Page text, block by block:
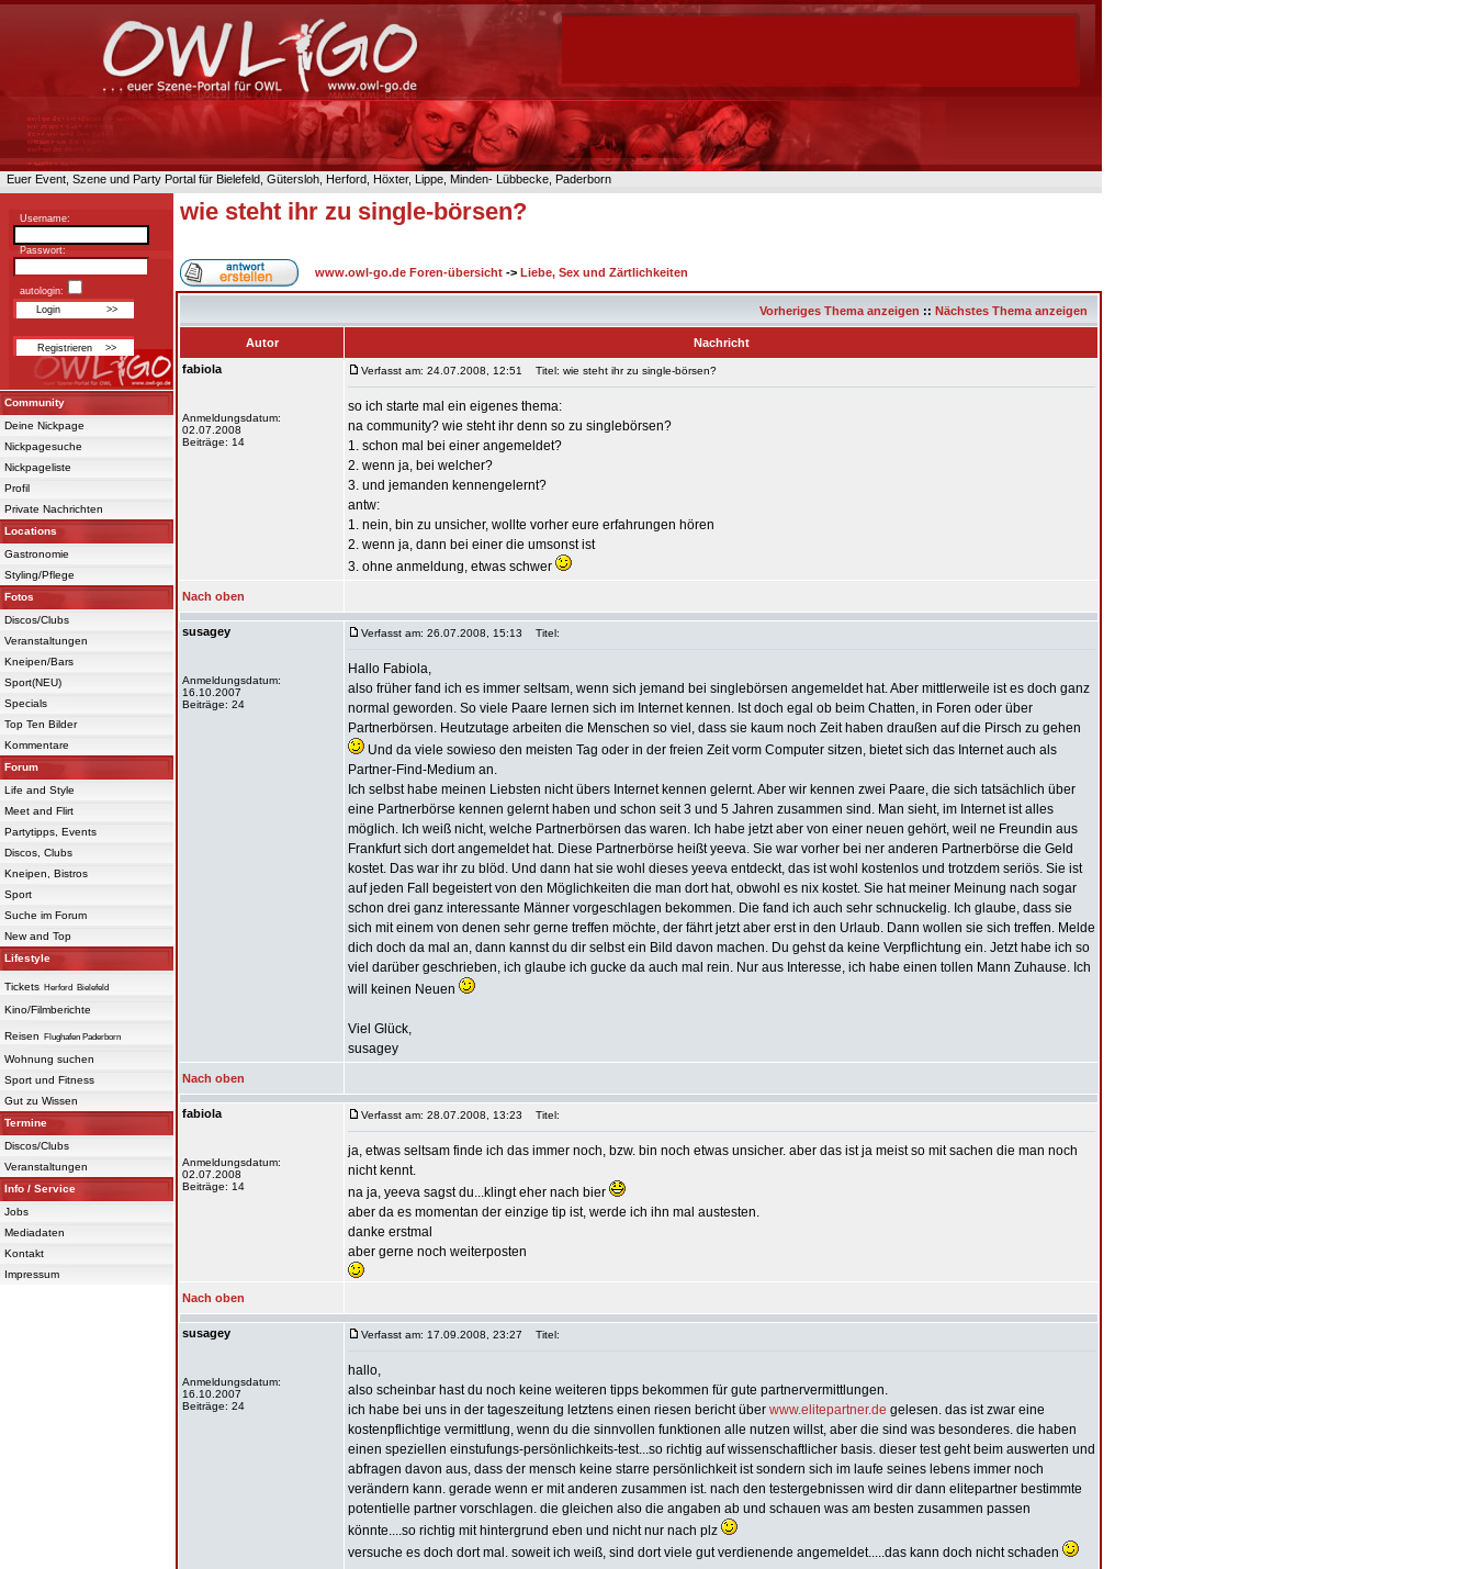
Euer Event, Szene und Party Portal für Bielefeld, Gütersloh, Herford, Höxter, Lippe, Minden- Lübbecke, Paderborn
Username:
Passwort:
autologin:
Community
Deine Nickpage
Nickpagesuche
Nickpageliste
Profil
Private Nachrichten
Locations
Gastronomie
Styling/Pflege
Fotos
Discos/Clubs
Veranstaltungen
Kneipen/Bars
Sport(NEU)
Specials
Top Ten Bilder
Kommentare
Forum
Life and Style
Meet and Flirt
Partytipps, Events
Discos, Clubs
Kneipen, Bistros
Sport
Suche im Forum
New and Top
Lifestyle
Tickets Herford Bielefeld
Kino/Filmberichte
Reisen Flughafen Paderborn
Wohnung suchen
Sport und Fitness
Gut zu Wissen
Termine
Discos/Clubs
Veranstaltungen
Info / Service
Jobs
Mediadaten
Kontakt
Impressum
wie steht ihr zu single-börsen?
www.owl-go.de Foren-übersicht -> Liebe, Sex und Zärtlichkeiten
Vorheriges Thema anzeigen :: Nächstes Thema anzeigen
Autor
Nachricht
fabiola
Anmeldungsdatum:
02.07.2008
Beiträge: 14
Verfasst am: 24.07.2008, 12:51 Titel: wie steht ihr zu single-börsen?
so ich starte mal ein eigenes thema:
na community? wie steht ihr denn so zu singlebörsen?
1. schon mal bei einer angemeldet?
2. wenn ja, bei welcher?
3. und jemanden kennengelernt?
antw:
1. nein, bin zu unsicher, wollte vorher eure erfahrungen hören
2. wenn ja, dann bei einer die umsonst ist
3. ohne anmeldung, etwas schwer
Nach oben
susagey
Anmeldungsdatum:
16.10.2007
Beiträge: 24
Verfasst am: 26.07.2008, 15:13 Titel:
Hallo Fabiola,
also früher fand ich es immer seltsam, wenn sich jemand bei singlebörsen angemeldet hat. Aber mittlerweile ist es doch ganz
normal geworden. So viele Paare lernen sich im Internet kennen. Ist doch egal ob beim Chatten, in Foren oder über
Partnerbörsen. Heutzutage arbeiten die Menschen so viel, dass sie kaum noch Zeit haben draußen auf die Pirsch zu gehen
Und da viele sowieso den meisten Tag oder in der freien Zeit vorm Computer sitzen, bietet sich das Internet auch als
Partner-Find-Medium an.
Ich selbst habe meinen Liebsten nicht übers Internet kennen gelernt. Aber wir kennen zwei Paare, die sich tatsächlich über
eine Partnerbörse kennen gelernt haben und schon seit 3 und 5 Jahren zusammen sind. Man sieht, im Internet ist alles
möglich. Ich weiß nicht, welche Partnerbörsen das waren. Ich habe jetzt aber von einer neuen gehört, weil ne Freundin aus
Frankfurt sich dort angemeldet hat. Diese Partnerbörse heißt yeeva. Sie war vorher bei ner anderen Partnerbörse die Geld
kostet. Das war ihr zu blöd. Und dann hat sie wohl dieses yeeva entdeckt, das ist wohl kostenlos und trotzdem seriös. Sie ist
auf jeden Fall begeistert von den Möglichkeiten die man dort hat, obwohl es nix kostet. Sie hat meiner Meinung nach sogar
schon drei ganz interessante Männer vorgeschlagen bekommen. Die fand ich auch sehr schnuckelig. Ich glaube, dass sie
sich mit einem von denen sehr gerne treffen möchte, der fährt jetzt aber erst in den Urlaub. Dann wollen sie sich treffen. Melde
dich doch da mal an, dann kannst du dir selbst ein Bild davon machen. Du gehst da keine Verpflichtung ein. Jetzt habe ich so
viel darüber geschrieben, ich glaube ich gucke da auch mal rein. Nur aus Interesse, ich habe einen tollen Mann Zuhause. Ich
will keinen Neuen
Viel Glück,
susagey
Nach oben
fabiola
Anmeldungsdatum:
02.07.2008
Beiträge: 14
Verfasst am: 28.07.2008, 13:23 Titel:
ja, etwas seltsam finde ich das immer noch, bzw. bin noch etwas unsicher. aber das ist ja meist so mit sachen die man noch
nicht kennt.
na ja, yeeva sagst du...klingt eher nach bier
aber da es momentan der einzige tip ist, werde ich ihn mal austesten.
danke erstmal
aber gerne noch weiterposten
Nach oben
susagey
Anmeldungsdatum:
16.10.2007
Beiträge: 24
Verfasst am: 17.09.2008, 23:27 Titel:
hallo,
also scheinbar hast du noch keine weiteren tipps bekommen für gute partnervermittlungen.
ich habe bei uns in der tageszeitung letztens einen riesen bericht über www.elitepartner.de gelesen. das ist zwar eine
kostenpflichtige vermittlung, wenn du die sinnvollen funktionen alle nutzen willst, aber die sind was besonderes. die haben
einen speziellen einstufungs-persönlichkeits-test...so richtig auf wissenschaftlicher basis. dieser test geht beim auswerten und
abfragen davon aus, dass der mensch keine starre persönlichkeit ist sondern sich im laufe seines lebens immer noch
verändern kann. gerade wenn er mit anderen zusammen ist. nach den testergebnissen wird dir dann elitepartner bestimmte
potentielle partner vorschlagen. die gleichen also die angaben ab und schauen was am besten zusammen passen
könnte....so richtig mit hintergrund eben und nicht nur nach plz
versuche es doch dort mal. soweit ich weiß, sind dort viele gut verdienende angemeldet.....das kann doch nicht schaden